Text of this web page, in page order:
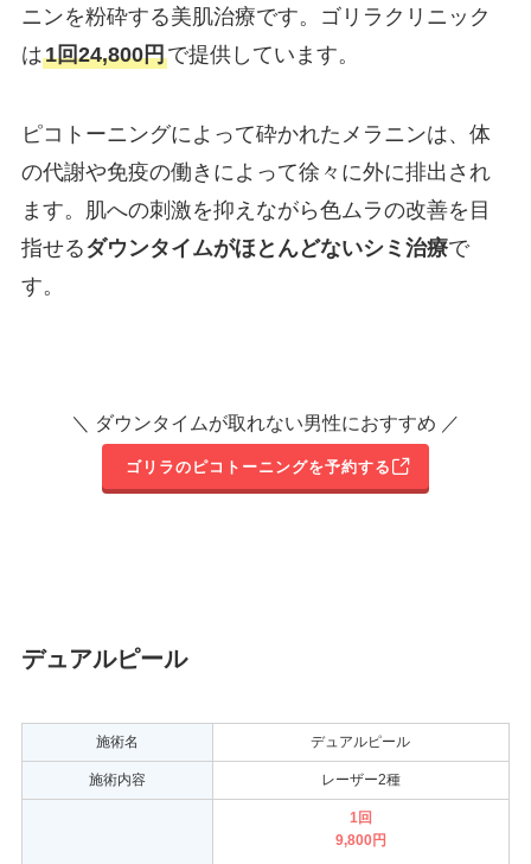
ニンを粉砕する美肌治療です。ゴリラクリニック
は1回24,800円で提供しています。
ピコトーニングによって砕かれたメラニンは、体
の代謝や免疫の働きによって徐々に外に排出され
ます。肌への刺激を抑えながら色ムラの改善を目
指せるダウンタイムがほとんどないシミ治療で
す。
＼ ダウンタイムが取れない男性におすすめ ／
ゴリラのピコトーニングを予約する
デュアルピール
施術名 デュアルピール
施術内容 レーザー2種
1回
9,800円